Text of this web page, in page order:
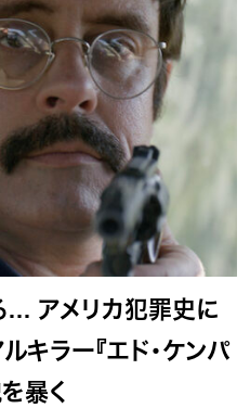
… アメリカ犯罪史に
キラー『エド・ケンパ
暴く